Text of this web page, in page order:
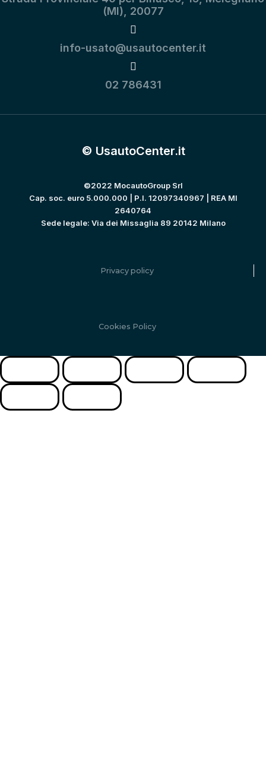
(MI), 20077
info-usato@usautocenter.it
02 786431
© UsautoCenter.it
©2022 MocautoGroup Srl
Cap. soc. euro 5.000.000 | P.I. 12097340967 | REA MI
2640764
Sede legale: Via dei Missaglia 89 20142 Milano
Privacy policy
Cookies Policy